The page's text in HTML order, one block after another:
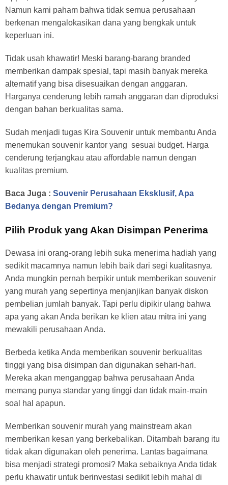
Namun kami paham bahwa tidak semua perusahaan
berkenan mengalokasikan dana yang bengkak untuk
keperluan ini.
Tidak usah khawatir! Meski barang-barang branded
memberikan dampak spesial, tapi masih banyak mereka
alternatif yang bisa disesuaikan dengan anggaran.
Harganya cenderung lebih ramah anggaran dan diproduksi
dengan bahan berkualitas sama.
Sudah menjadi tugas Kira Souvenir untuk membantu Anda
menemukan souvenir kantor yang sesuai budget. Harga
cenderung terjangkau atau affordable namun dengan
kualitas premium.
Baca Juga : Souvenir Perusahaan Eksklusif, Apa
Bedanya dengan Premium?
Pilih Produk yang Akan Disimpan Penerima
Dewasa ini orang-orang lebih suka menerima hadiah yang
sedikit macamnya namun lebih baik dari segi kualitasnya.
Anda mungkin pernah berpikir untuk memberikan souvenir
yang murah yang sepertinya menjanjikan banyak diskon
pembelian jumlah banyak. Tapi perlu dipikir ulang bahwa
apa yang akan Anda berikan ke klien atau mitra ini yang
mewakili perusahaan Anda.
Berbeda ketika Anda memberikan souvenir berkualitas
tinggi yang bisa disimpan dan digunakan sehari-hari.
Mereka akan menganggap bahwa perusahaan Anda
memang punya standar yang tinggi dan tidak main-main
soal hal apapun.
Memberikan souvenir murah yang mainstream akan
memberikan kesan yang berkebalikan. Ditambah barang itu
tidak akan digunakan oleh penerima. Lantas bagaimana
bisa menjadi strategi promosi? Maka sebaiknya Anda tidak
perlu khawatir untuk berinvestasi sedikit lebih mahal di